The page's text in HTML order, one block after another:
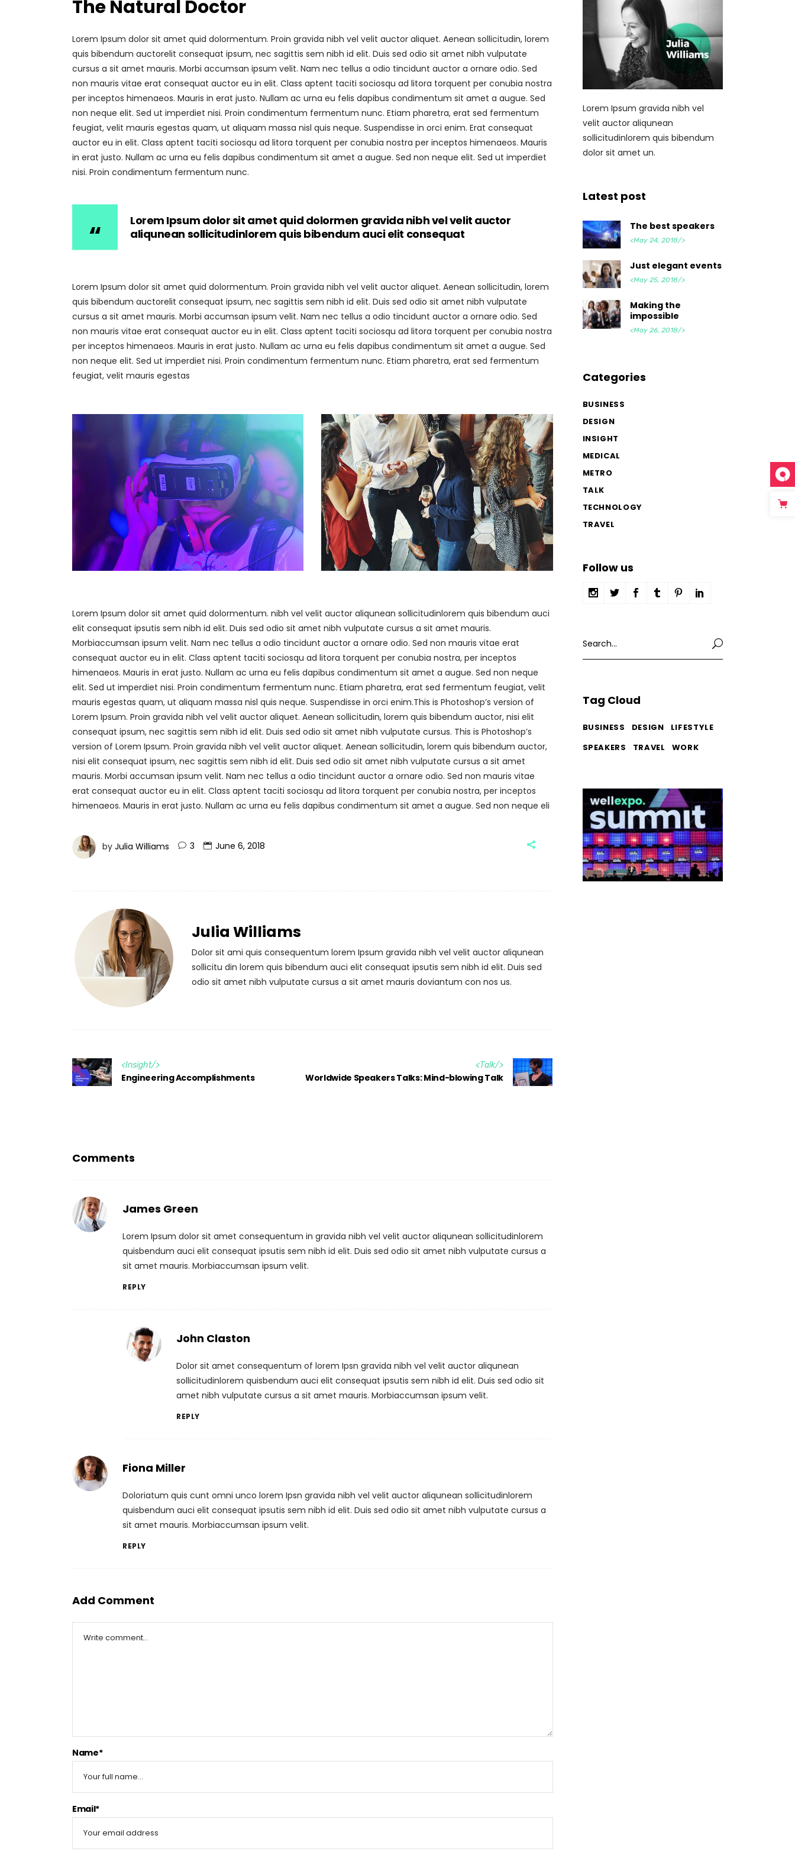
The Natural Doctor
Lorem Ipsum dolor sit amet quid dolormentum. Proin gravida nibh vel velit auctor aliquet. Aenean sollicitudin, lorem
quis bibendum auctorelit consequat ipsum, nec sagittis sem nibh id elit. Duis sed odio sit amet nibh vulputate
cursus a sit amet mauris. Morbi accumsan ipsum velit. Nam nec tellus a odio tincidunt auctor a ornare odio. Sed
non mauris vitae erat consequat auctor eu in elit. Class aptent taciti sociosqu ad litora torquent per conubia nostra
per inceptos himenaeos. Mauris in erat justo. Nullam ac urna eu felis dapibus condimentum sit amet a augue. Sed
non neque elit. Sed ut imperdiet nisi. Proin condimentum fermentum nunc. Etiam pharetra, erat sed fermentum
feugiat, velit mauris egestas quam, ut aliquam massa nisl quis neque. Suspendisse in orci enim. Erat consequat
auctor eu in elit. Class aptent taciti sociosqu ad litora torquent per conubia nostra per inceptos himenaeos. Mauris
in erat justo. Nullam ac urna eu felis dapibus condimentum sit amet a augue. Sed non neque elit. Sed ut imperdiet
nisi. Proin condimentum fermentum nunc.
Lorem Ipsum dolor sit amet quid dolormen gravida nibh vel velit auctor
aliqunean sollicitudinlorem quis bibendum auci elit consequat
Lorem Ipsum dolor sit amet quid dolormentum. Proin gravida nibh vel velit auctor aliquet. Aenean sollicitudin, lorem
quis bibendum auctorelit consequat ipsum, nec sagittis sem nibh id elit. Duis sed odio sit amet nibh vulputate
cursus a sit amet mauris. Morbi accumsan ipsum velit. Nam nec tellus a odio tincidunt auctor a ornare odio. Sed
non mauris vitae erat consequat auctor eu in elit. Class aptent taciti sociosqu ad litora torquent per conubia nostra
per inceptos himenaeos. Mauris in erat justo. Nullam ac urna eu felis dapibus condimentum sit amet a augue. Sed
non neque elit. Sed ut imperdiet nisi. Proin condimentum fermentum nunc. Etiam pharetra, erat sed fermentum
feugiat, velit mauris egestas
Lorem Ipsum dolor sit amet quid dolormentum. nibh vel velit auctor aliqunean sollicitudinlorem quis bibendum auci
elit consequat ipsutis sem nibh id elit. Duis sed odio sit amet nibh vulputate cursus a sit amet mauris.
Morbiaccumsan ipsum velit. Nam nec tellus a odio tincidunt auctor a ornare odio. Sed non mauris vitae erat
consequat auctor eu in elit. Class aptent taciti sociosqu ad litora torquent per conubia nostra, per inceptos
himenaeos. Mauris in erat justo. Nullam ac urna eu felis dapibus condimentum sit amet a augue. Sed non neque
elit. Sed ut imperdiet nisi. Proin condimentum fermentum nunc. Etiam pharetra, erat sed fermentum feugiat, velit
mauris egestas quam, ut aliquam massa nisl quis neque. Suspendisse in orci enim.This is Photoshop’s version of
Lorem Ipsum. Proin gravida nibh vel velit auctor aliquet. Aenean sollicitudin, lorem quis bibendum auctor, nisi elit
consequat ipsum, nec sagittis sem nibh id elit. Duis sed odio sit amet nibh vulputate cursus. This is Photoshop’s
version of Lorem Ipsum. Proin gravida nibh vel velit auctor aliquet. Aenean sollicitudin, lorem quis bibendum auctor,
nisi elit consequat ipsum, nec sagittis sem nibh id elit. Duis sed odio sit amet nibh vulputate cursus a sit amet
mauris. Morbi accumsan ipsum velit. Nam nec tellus a odio tincidunt auctor a ornare odio. Sed non mauris vitae
erat consequat auctor eu in elit. Class aptent taciti sociosqu ad litora torquent per conubia nostra, per inceptos
himenaeos. Mauris in erat justo. Nullam ac urna eu felis dapibus condimentum sit amet a augue. Sed non neque eli
by Julia Williams 3 June 6, 2018
Julia Williams
Dolor sit ami quis consequentum lorem Ipsum gravida nibh vel velit auctor aliqunean
sollicitu din lorem quis bibendum auci elit consequat ipsutis sem nibh id elit. Duis sed
odio sit amet nibh vulputate cursus a sit amet mauris doviantum con nos us.
<Insight/>
Engineering Accomplishments
<Talk/>
Worldwide Speakers Talks: Mind-blowing Talk
Comments
James Green
Lorem Ipsum dolor sit amet consequentum in gravida nibh vel velit auctor aliqunean sollicitudinlorem
quisbendum auci elit consequat ipsutis sem nibh id elit. Duis sed odio sit amet nibh vulputate cursus a
sit amet mauris. Morbiaccumsan ipsum velit.
REPLY
John Claston
Dolor sit amet consequentum of lorem Ipsn gravida nibh vel velit auctor aliqunean
sollicitudinlorem quisbendum auci elit consequat ipsutis sem nibh id elit. Duis sed odio sit
amet nibh vulputate cursus a sit amet mauris. Morbiaccumsan ipsum velit.
REPLY
Fiona Miller
Doloriatum quis cunt omni unco lorem Ipsn gravida nibh vel velit auctor aliqunean sollicitudinlorem
quisbendum auci elit consequat ipsutis sem nibh id elit. Duis sed odio sit amet nibh vulputate cursus a
sit amet mauris. Morbiaccumsan ipsum velit.
REPLY
Add Comment
Name*
Email*
Lorem Ipsum gravida nibh vel
velit auctor aliqunean
sollicitudinlorem quis bibendum
dolor sit amet un.
Latest post
The best speakers
<May 24, 2018/>
Just elegant events
<May 25, 2018/>
Making the
impossible
<May 26, 2018/>
Categories
BUSINESS
DESIGN
INSIGHT
MEDICAL
METRO
TALK
TECHNOLOGY
TRAVEL
Follow us
for:
Tag Cloud
BUSINESS DESIGN
LIFESTYLE
SPEAKERS
TRAVEL WORK